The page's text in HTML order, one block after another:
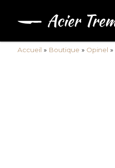
Accueil » Boutique » Opinel »